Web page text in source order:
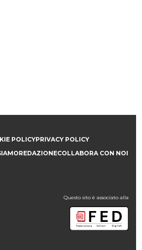
POLICYPRIVACY POLICY
REDAZIONECOLLABORA CON NOI
Questo sito è associato alla